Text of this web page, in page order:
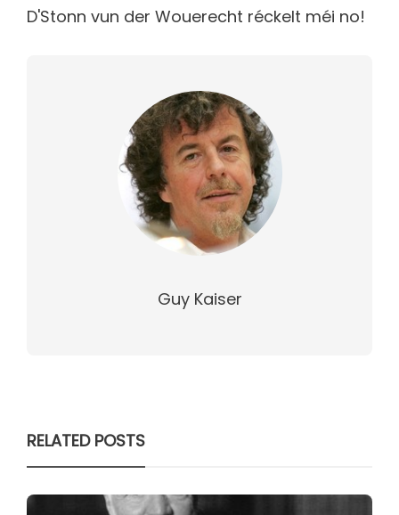
D'Stonn vun der Wouerecht réckelt méi no!
Guy Kaiser
RELATED POSTS